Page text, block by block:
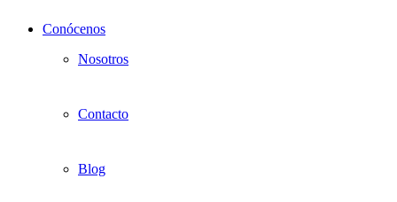
Conócenos
Nosotros
Contacto
Blog